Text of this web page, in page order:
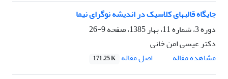
جایگاه قالبهای کلاسیک در اندیشه نوگرای نیما
دوره 3، شماره 11، بهار 1385، صفحه
9-26
دکتر عیسی امن خانی
مشاهده مقاله
اصل مقاله 171.25 K